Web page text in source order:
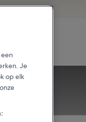
Je
op elk